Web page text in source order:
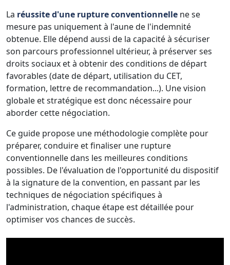
La réussite d'une rupture conventionnelle ne se
mesure pas uniquement à l'aune de l'indemnité
obtenue. Elle dépend aussi de la capacité à sécuriser
son parcours professionnel ultérieur, à préserver ses
droits sociaux et à obtenir des conditions de départ
favorables (date de départ, utilisation du CET,
formation, lettre de recommandation...). Une vision
globale et stratégique est donc nécessaire pour
aborder cette négociation.
Ce guide propose une méthodologie complète pour
préparer, conduire et finaliser une rupture
conventionnelle dans les meilleures conditions
possibles. De l'évaluation de l'opportunité du dispositif
à la signature de la convention, en passant par les
techniques de négociation spécifiques à
l'administration, chaque étape est détaillée pour
optimiser vos chances de succès.